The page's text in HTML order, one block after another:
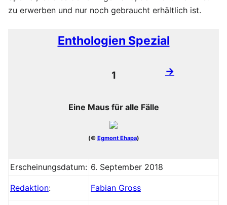
zu erwerben und nur noch gebraucht erhältlich ist.
Enthologien Spezial
1 →
Eine Maus für alle Fälle
(© Egmont Ehapa)
Erscheinungsdatum: 6. September 2018
Redaktion: Fabian Gross